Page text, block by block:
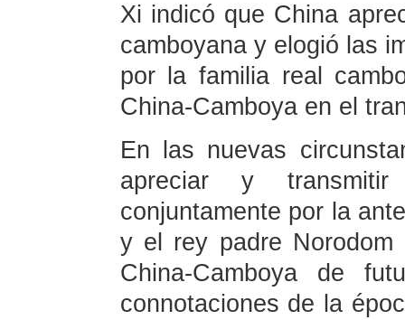
Xi indicó que China
camboyana y elogió las
por la familia real
China-Camboya en el
En las nuevas
apreciar y
conjuntamente por la
y el rey padre Norodom
China-Camboya de
connotaciones de la